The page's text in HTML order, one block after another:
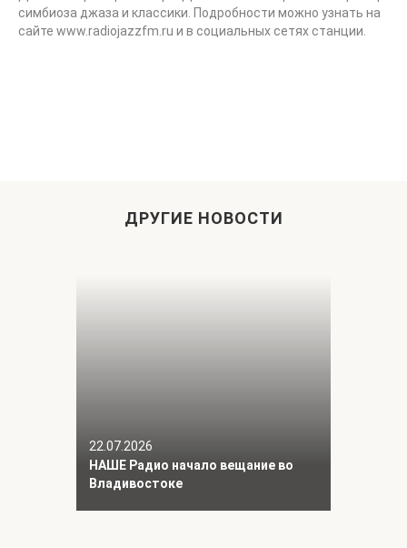
симбиоза джаза и классики. Подробности можно узнать на
сайте www.radiojazzfm.ru и в социальных сетях станции.
ДРУГИЕ НОВОСТИ
22.07.2026
НАШЕ Радио начало вещание во
Владивостоке